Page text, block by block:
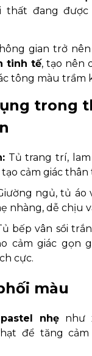
thất đang
gian trở nên
tinh tế, tạo nên
tông màu trầm
trong
Tủ trang trí, lam
cảm giác thân
ngủ, tủ áo
nhàng, dễ chịu
bếp vân sồi
cảm giác gọn
cực.
màu
pastel nhẹ như
để tăng